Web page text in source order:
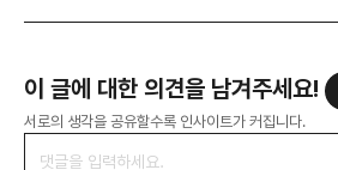
이 글에 대한 의견을 남겨주세요!
서로의 생각을 공유할수록 인사이트가 커집니다.